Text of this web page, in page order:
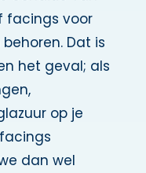
facings voor
Dat is
het geval; als
op je
dan wel